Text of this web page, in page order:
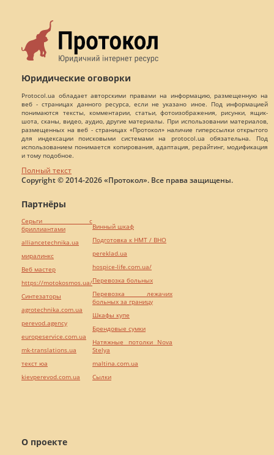
Юридические оговорки
Protocol.ua обладает авторскими правами на информацию, размещенную на
веб - страницах данного ресурса, если не указано иное. Под информацией
понимаются тексты, комментарии, статьи, фотоизображения, рисунки, ящик-
шота, сканы, видео, аудио, другие материалы. При использовании материалов,
размещенных на веб - страницах «Протокол» наличие гиперссылки открытого
для индексации поисковыми системами на protocol.ua обязательна. Под
использованием понимается копирования, адаптация, рерайтинг, модификация
и тому подобное.
Полный текст
Copyright © 2014-2026 «Протокол». Все права защищены.
О проекте
Партнёры
Серьги с
бриллиантами
alliancetechnika.ua
миралинкс
Веб мастер
https://motokosmos.ua/
Синтезаторы
agrotechnika.com.ua
perevod.agency
europeservice.com.ua
mk-translations.ua
текст юа
kievperevod.com.ua
Винный шкаф
Подготовка к НМТ / ВНО
pereklad.ua
hospice-life.com.ua/
Перевозка больных
Перевозка лежачих
больных за границу
Шкафы купе
Брендовые сумки
Натяжные потолки Nova
Stelya
maltina.com.ua
Cылки